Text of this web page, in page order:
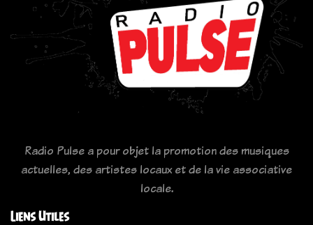
Radio Pulse a pour objet la promotion des musiques
actuelles, des artistes locaux et de la vie associative
locale.
Liens Utiles